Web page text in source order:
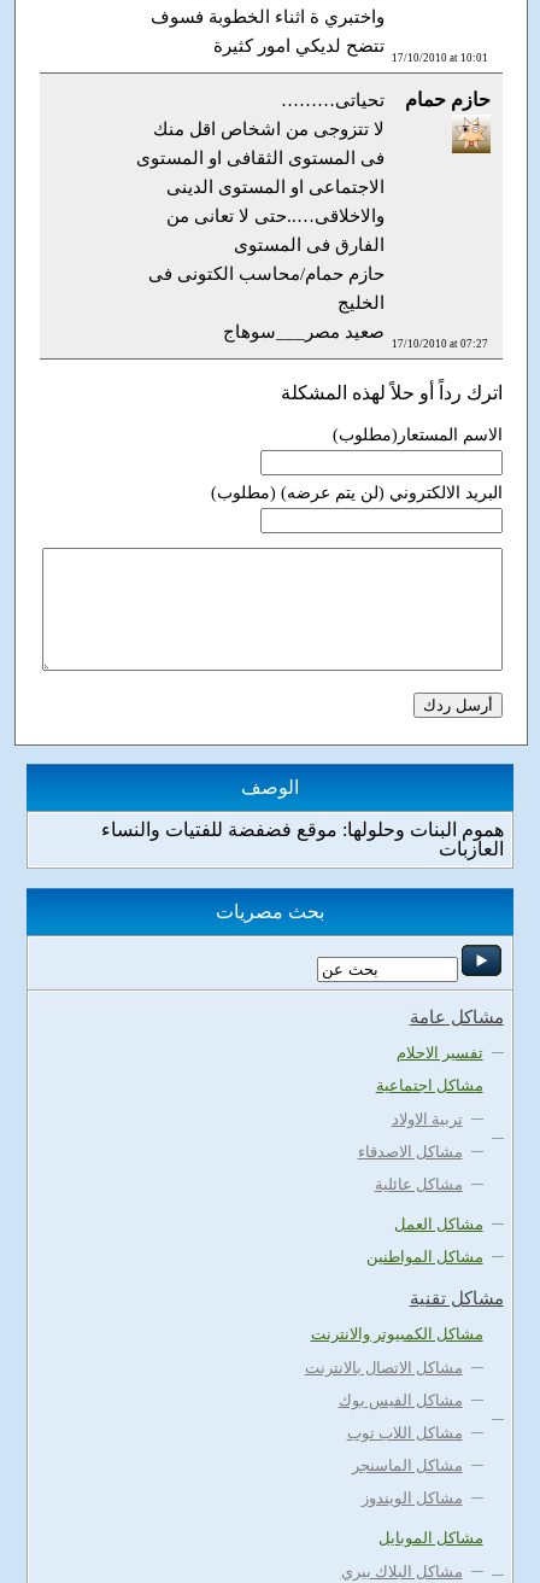
17/10/2010 at 10:01
واختبري ة اثناء الخطوبة فسوف
تتضح لديكي امور كثيرة
حازم حمام
17/10/2010 at 07:27
تحياتى………
لا تتزوجى من اشخاص اقل منك
فى المستوى الثقافى او المستوى
الاجتماعى او المستوى الدينى
والاخلاقى…..حتى لا تعانى من
الفارق فى المستوى
حازم حمام/محاسب الكتونى فى
الخليج
صعيد مصر___سوهاج
اترك رداً أو حلاً لهذه المشكلة
الاسم المستعار(مطلوب)
البريد الالكتروني (لن يتم عرضه) (مطلوب)
الوصف
هموم البنات وحلولها: موقع فضفضة للفتيات والنساء
العازبات
بحث مصريات
مشاكل عامة
تفسير الاحلام
مشاكل اجتماعية
تربية الاولاد
مشاكل الاصدقاء
مشاكل عائلية
مشاكل العمل
مشاكل المواطنين
مشاكل تقنية
مشاكل الكمبيوتر والانترنت
مشاكل الاتصال بالانترنت
مشاكل الفيس بوك
مشاكل اللاب توب
مشاكل الماسنجر
مشاكل الويندوز
مشاكل الموبايل
مشاكل البلاك بيري